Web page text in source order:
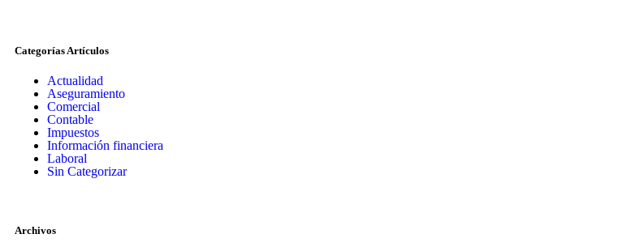
Categorías Artículos
Actualidad
Aseguramiento
Comercial
Contable
Impuestos
Información financiera
Laboral
Sin Categorizar
Archivos